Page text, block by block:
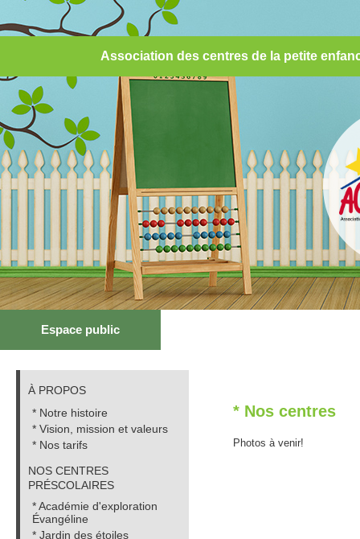
Association des centres de la petite
Espace public
À PROPOS
* Notre histoire
* Vision, mission et valeurs
* Nos tarifs
PRÉSCOLAIRES
Évangéline
* Jardin des étoiles
* Nos centres
Photos à venir!